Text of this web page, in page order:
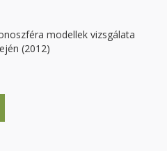
modellek vizsgálata
(2012)